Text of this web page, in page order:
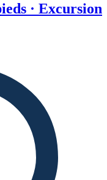
· Excursion